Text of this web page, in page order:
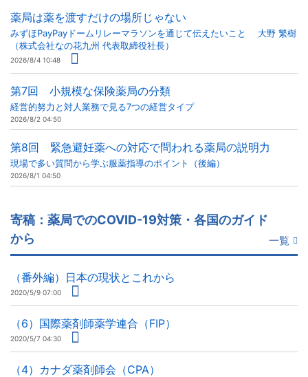
薬局は薬を渡すだけの場所じゃない
みずほPayPayドームリレーマラソンを通じて伝えたいこと 大野 繁樹
（株式会社なの花九州 代表取締役社長）
2026/8/4 10:48
第7回 小規模な保険薬局の分類
経営的努力と対人業務で見る7つの経営タイプ
2026/8/2 04:50
第8回 緊急避妊薬への対応で問われる薬局の説明力
現場で多い質問から学ぶ服薬指導のポイント（後編）
2026/8/1 04:50
寄稿：薬局でのCOVID-19対策・各国のガイド
から
一覧
（番外編）日本の現状とこれから
2020/5/9 07:00
（6）国際薬剤師薬学連合（FIP）
2020/5/7 04:30
（4）カナダ薬剤師会（CPA）